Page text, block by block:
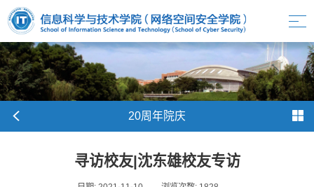
20周年院庆
寻访校友|沈东雄校友专访